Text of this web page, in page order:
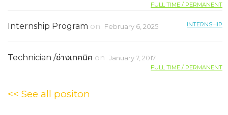
FULL TIME / PERMANENT
Internship Program on February 6, 2025 INTERNSHIP
Technician /ช่างเทคนิค on January 7, 2017
FULL TIME / PERMANENT
<< See all positon